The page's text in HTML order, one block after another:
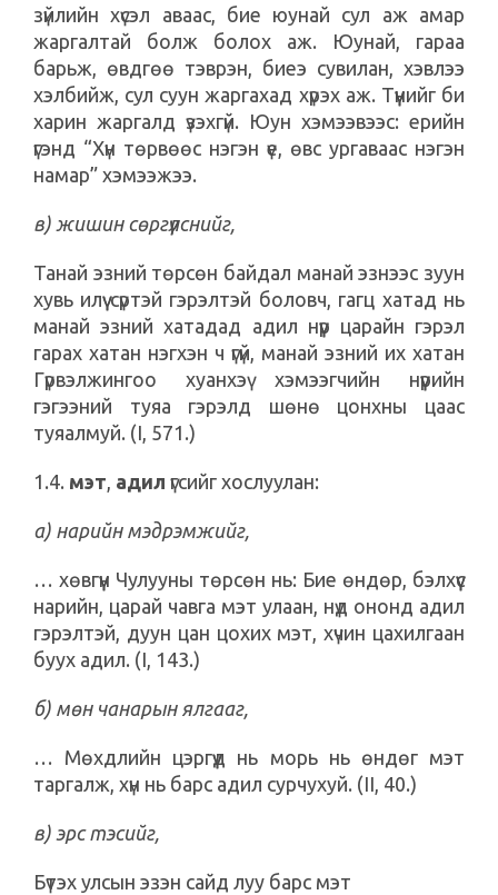
зүйлийн хүсэл аваас, бие юунай сул аж амар
жаргалтай болж болох аж. Юунай, гараа
барьж, өвдгөө тэврэн, биеэ сувилан, хэвлээ
хэлбийж, сул суун жаргахад хүрэх аж. Түүнийг би
харин жаргалд үзэхгүй. Юун хэмээвээс: ерийн
үгэнд “Хүн төрвөөс нэгэн үе, өвс ургаваас нэгэн
намар” хэмээжээ.
в) жишин сөргүүлснийг,
Танaй эзний төрсөн байдал манай эзнээс зуун
хувь илүү сүртэй гэрэлтэй боловч, гагц хатад нь
манай эзний хатадад адил нүүр царайн гэрэл
гарах хатан нэгхэн ч үгүй, манай эзний их хатан
Гүрвэлжингоо хуанхэү хэмээгчийн нүүрийн
гэгээний туяа гэрэлд шөнө цонхны цаас
туяалмуй. (I, 571.)
1.4. мэт, адил үгсийг хослуулан:
а) нарийн мэдрэмжийг,
… хөвгүүн Чулууны төрсөн нь: Бие өндөр, бэлхүүс
нарийн, царай чавга мэт улаан, нүд ононд адил
гэрэлтэй, дуун цан цохих мэт, хүчин цахилгаан
буух адил. (I, 143.)
б) мөн чанарын ялгааг,
… Мөхдлийн цэргүүд нь морь нь өндөг мэт
таргалж, хүн нь барс адил сурчухуй. (II, 40.)
в) эрс тэсийг,
Бүтэх улсын эзэн сайд луу барс мэт